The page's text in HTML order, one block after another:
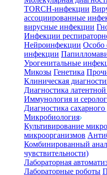
TORCH-инфекции
ассоциированные
вирусные инфекции
Инфекции
Нейроинфекции Особо
инфекции
Урогенитальные
Микозы Генетика
Клиническая
Диагностика
Иммунология и
Диагностика сахарного
Микробиология
Культивирование
микроорганизмов
Комбинированный
чувствительности)
Лабораторная
Лабораторные роботы